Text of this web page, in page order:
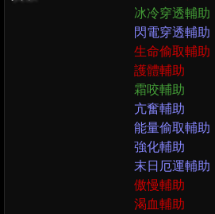
冰冷穿透輔助
閃電穿透輔助
生命偷取輔助
護體輔助
霜咬輔助
亢奮輔助
能量偷取輔助
強化輔助
末日厄運輔助
傲慢輔助
渴血輔助